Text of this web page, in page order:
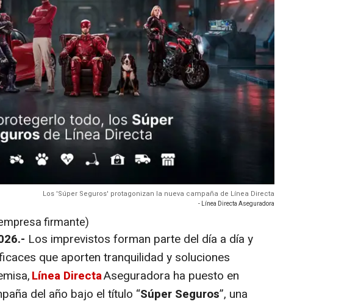
Los 'Súper Seguros' protagonizan la nueva campaña de Línea Directa
- Línea Directa Aseguradora
firmante)
Los imprevistos forman parte del día a día y
que aporten tranquilidad y soluciones
Línea DirectaAseguradora ha puesto en
del año bajo el título “Súper Seguros”, una